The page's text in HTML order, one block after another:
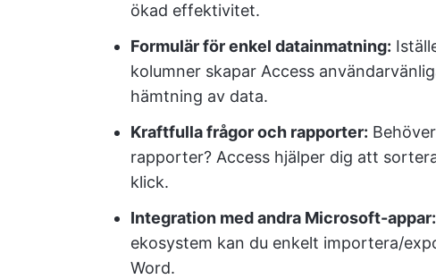
ökad effektivitet.
Formulär för enkel datainmatning:
kolumner skapar Access
hämtning av data.
Kraftfulla frågor och rapporter:
rapporter? Access hjälper dig att
klick.
Integration med andra Microsoft-appar:
ekosystem kan du enkelt importera/
Word.